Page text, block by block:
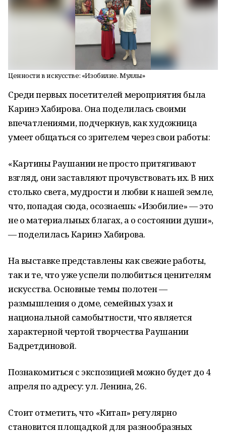
Ценности в искусстве: «Изобилие. Муллыҡ»
Среди первых посетителей мероприятия была
Каринэ Хабирова. Она поделилась своими
впечатлениями, подчеркнув, как художница
умеет общаться со зрителем через свои работы:
«Картины Раушании не просто притягивают
взгляд, они заставляют прочувствовать их. В них
столько света, мудрости и любви к нашей земле,
что, попадая сюда, осознаешь: «Изобилие» — это
не о материальных благах, а о состоянии души»,
— поделилась Каринэ Хабирова.
На выставке представлены как свежие работы,
так и те, что уже успели полюбиться ценителям
искусства. Основные темы полотен —
размышления о доме, семейных узах и
национальной самобытности, что является
характерной чертой творчества Раушании
Бадретдиновой.
Познакомиться с экспозицией можно будет до 4
апреля по адресу: ул. Ленина, 26.
Стоит отметить, что «Китап» регулярно
становится площадкой для разнообразных